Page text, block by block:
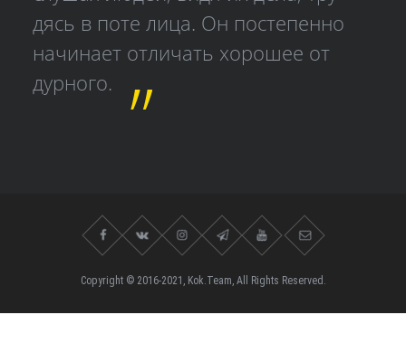
дясь в поте лица. Он постепенно
начинает отличать хорошее от
дурного.
Copyright © 2016-2021, Kok.Team, All Rights Reserved.